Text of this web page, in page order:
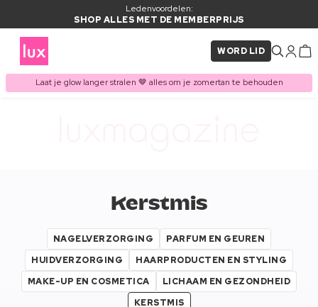
Ledenvoordelen:
SHOP ALLES MET DE MEMBERPRIJS
WORD LID
Laat je glow langer stralen 🤎 alles om je zomertan te behouden
Kerstmis
NAGELVERZORGING
PARFUM EN GEUREN
HUIDVERZORGING
HAARPRODUCTEN EN STYLING
MAKE-UP EN COSMETICA
LICHAAM EN GEZONDHEID
KERSTMIS